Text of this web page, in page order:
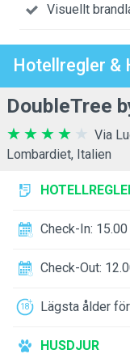
Visuellt
Hotellregler &
DoubleTree
Via
Lombardiet, Italien
Check-In:
Check-Out:
Lägsta ålder
HUSDJUR